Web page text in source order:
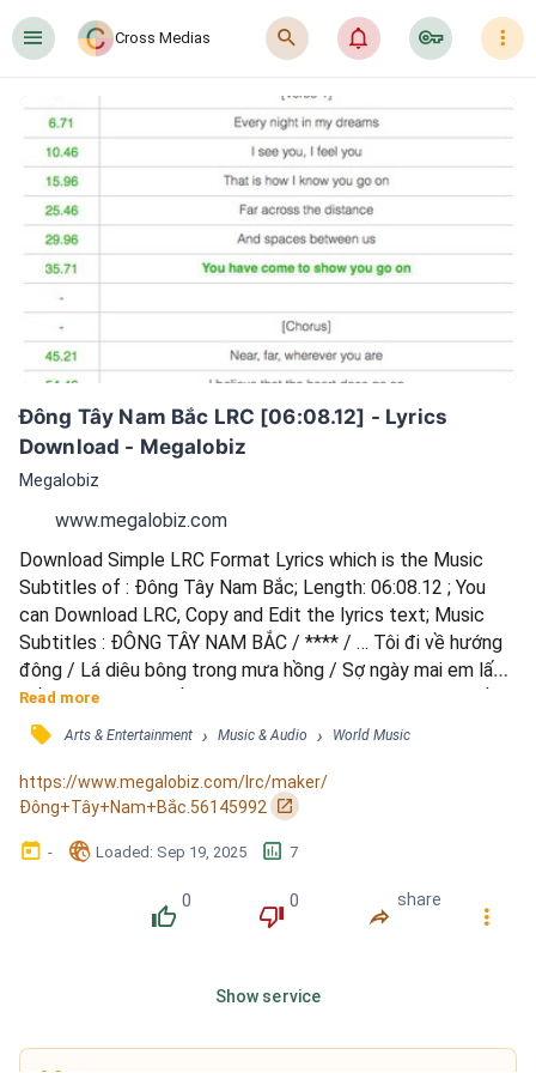
󰍜 Cross Medias 󰍉 󰂜 󰷖 󰇙
Đông Tây Nam Bắc LRC [06:08.12] - Lyrics
Download - Megalobiz
Megalobiz
www.megalobiz.com
Download Simple LRC Format Lyrics which is the Music
Subtitles of : Đông Tây Nam Bắc; Length: 06:08.12 ; You
can Download LRC, Copy and Edit the lyrics text; Music
Subtitles : ĐÔNG TÂY NAM BẮC / **** / … Tôi đi về hướng
đông / Lá diêu bông trong mưa hồng / Sợ ngày mai em lấy
chồng / Thương nhiều có giành được không? / … Tôi đi về
hướng Tây / Nước sâu non cao hao gầy / Dù là đầm hoang
vũng lầy / Dẫu là trăm dặm đường mây / … Tôi đi về phía
Nam / Tiếng ai ru con dịu dàng / À ơi đời sao bẽ bàng / G...
Read more
󰓹 Arts & Entertainment › Music & Audio › World Music
https://www.megalobiz.com/lrc/maker/
Đông+Tây+Nam+Bắc.56145992
󰏌
󰃶 - 󱉊 Loaded: Sep 19, 2025 󱕎 7
󰔔
0
󰔒
0
󰤲
share
󰇙
Show service